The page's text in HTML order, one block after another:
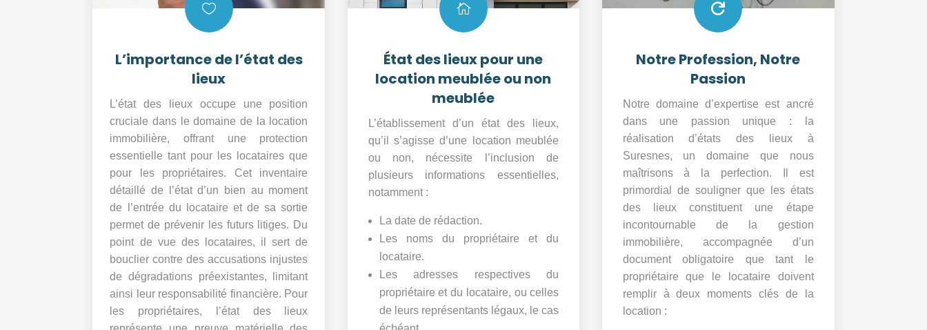

L’importance de l’état des
lieux
L’état des lieux occupe une position
cruciale dans le domaine de la location
immobilière, offrant une protection
essentielle tant pour les locataires que
pour les propriétaires. Cet inventaire
détaillé de l’état d’un bien au moment
de l’entrée du locataire et de sa sortie
permet de prévenir les futurs litiges. Du
point de vue des locataires, il sert de
bouclier contre des accusations injustes
de dégradations préexistantes, limitant
ainsi leur responsabilité financière. Pour
les propriétaires, l’état des lieux

État des lieux pour une
location meublée ou non
meublée
L’établissement d’un état des lieux,
qu’il s’agisse d’une location meublée
ou non, nécessite l’inclusion de
plusieurs informations essentielles,
notamment :
La date de rédaction.
Les noms du propriétaire et du
locataire.
Les adresses respectives du
propriétaire et du locataire, ou celles
de leurs représentants légaux, le cas

Notre Profession, Notre
Passion
Notre domaine d’expertise est ancré
dans une passion unique : la
réalisation d’états des lieux à
Suresnes, un domaine que nous
maîtrisons à la perfection. Il est
primordial de souligner que les états
des lieux constituent une étape
incontournable de la gestion
immobilière, accompagnée d’un
document obligatoire que tant le
propriétaire que le locataire doivent
remplir à deux moments clés de la
location :